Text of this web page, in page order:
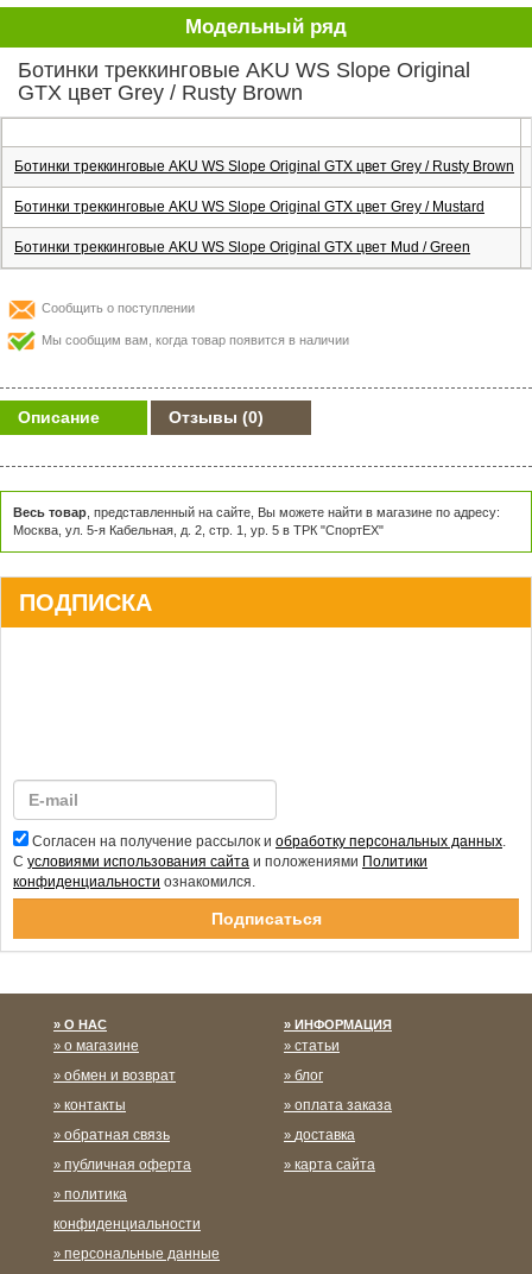
Модельный ряд
Ботинки треккинговые AKU WS Slope Original
GTX цвет Grey / Rusty Brown
Ботинки треккинговые AKU WS Slope Original GTX цвет Grey / Rusty Brown
Ботинки треккинговые AKU WS Slope Original GTX цвет Grey / Mustard
Ботинки треккинговые AKU WS Slope Original GTX цвет Mud / Green
Сообщить о поступлении
Мы сообщим вам, когда товар появится в наличии
Описание Отзывы (0)
Весь товар , представленный на сайте, Вы можете найти в магазине по адресу:
Москва, ул. 5-я Кабельная, д. 2, стр. 1, ур. 5 в ТРК "СпортЕХ"
ПОДПИСКА
Согласен на получение рассылок и обработку персональных данных.
С условиями использования сайта и положениями Политики
конфиденциальности ознакомился.
О НАС
о магазине
обмен и возврат
контакты
обратная связь
публичная оферта
политика
конфиденциальности
персональные данные
ИНФОРМАЦИЯ
статьи
блог
оплата заказа
доставка
карта сайта